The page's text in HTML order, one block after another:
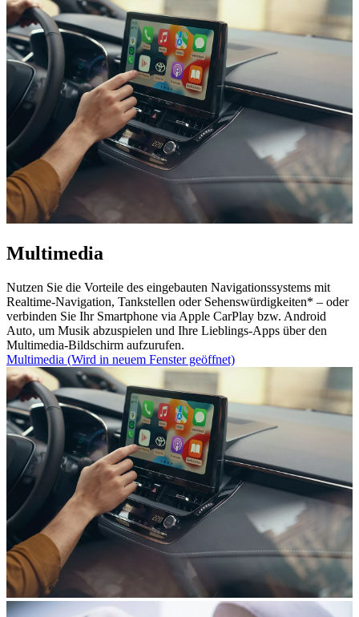
Multimedia
Nutzen Sie die Vorteile des eingebauten Navigationssystems mit
Realtime-Navigation, Tankstellen oder Sehenswürdigkeiten* – oder
verbinden Sie Ihr Smartphone via Apple CarPlay bzw. Android
Auto, um Musik abzuspielen und Ihre Lieblings-Apps über den
Multimedia-Bildschirm aufzurufen.
Multimedia (Wird in neuem Fenster geöffnet)